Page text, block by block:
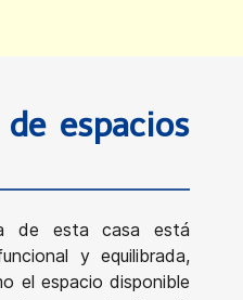
espacios
de esta casa está
y equilibrada,
el espacio disponible